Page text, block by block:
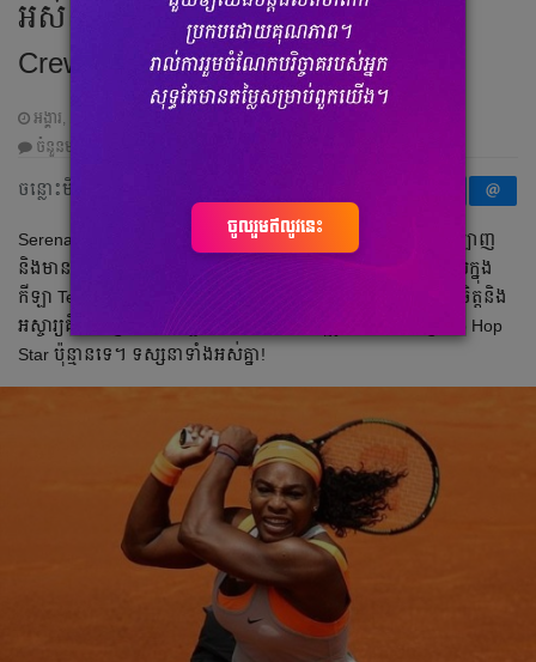
អស់​ស្ទះ​!! Serena William នាំ​ Airport
Crew រាំ​ពេញ​ព្រលាន​យន្ដ​ហោះ​!
អង្គារ, 13 កុម្ភៈ 2018 08:27
ចំនួនមតិ
ចន្លោះមិនឃើញ
Serena William ជា​កីឡា​ការនី​ Tennis African American ដ៏​ល្បី​ល្បាញ​
និង​មាន​ប្រជាប្រិយភាព​យ៉ាង​ខ្លាំងដែល​ទទួល​បាន​ជយលាភីលេខមួយ​ក្នុង​
កីឡា​ Tennis របស់​នាង​ជា​លើក​ដំបូង​នៅ​ឆ្នាំ​២០០២។ អ្វី​ដែល​ហួស​ចិត្ត​និង​
អស្ចារ្យ​គឺ​ជំនាញ​រាំ​របស់​កីឡាការនី​ Tennis ដ៏ល្បី​រូប​នេះ​មិនចាញ់​ Hip Hop
Star ប៉ុន្មាន​ទេ។​ ទស្សនា​ទាំង​អស់គ្នា!​
ចូលរួមឥលូវនេះ